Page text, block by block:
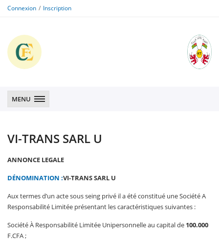
Connexion Inscription
MENU
VI-TRANS SARL U
ANNONCE LEGALE
DÉNOMINATION :VI-TRANS SARL U
Aux termes d’un acte sous seing privé il a été constitué une Société A
Responsabilité Limitée présentant les caractéristiques suivantes :
Société À Responsabilité Limitée Unipersonnelle au capital de 100.000
F.CFA ;